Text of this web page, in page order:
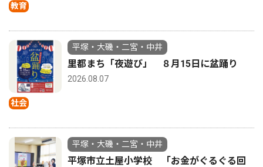
教育
社会
平塚・大磯・二宮・中井
里都まち「夜遊び」 ８月15日に盆踊り
2026.08.07
平塚・大磯・二宮・中井
平塚市立土屋小学校 「お金がぐるぐる回